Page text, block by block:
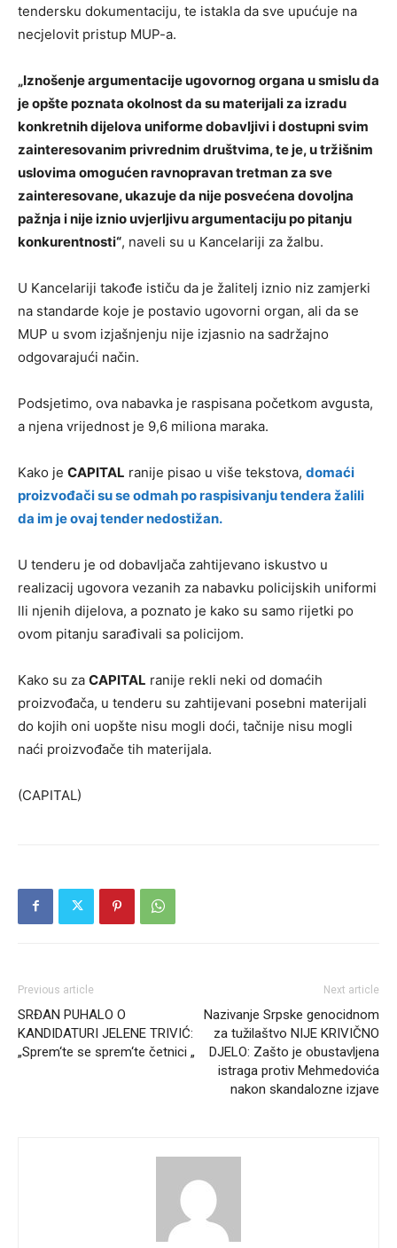
tendersku dokumentaciju, te istakla da sve upućuje na
necjelovit pristup MUP-a.
„Iznošenje argumentacije ugovornog organa u smislu da
je opšte poznata okolnost da su materijali za izradu
konkretnih dijelova uniforme dobavljivi i dostupni svim
zainteresovanim privrednim društvima, te je, u tržišnim
uslovima omogućen ravnopravan tretman za sve
zainteresovane, ukazuje da nije posvećena dovoljna
pažnja i nije iznio uvjerljivu argumentaciju po pitanju
konkurentnosti“, naveli su u Kancelariji za žalbu.
U Kancelariji takođe ističu da je žalitelj iznio niz zamjerki
na standarde koje je postavio ugovorni organ, ali da se
MUP u svom izjašnjenju nije izjasnio na sadržajno
odgovarajući način.
Podsjetimo, ova nabavka je raspisana početkom avgusta,
a njena vrijednost je 9,6 miliona maraka.
Kako je CAPITAL ranije pisao u više tekstova, domaći
proizvođači su se odmah po raspisivanju tendera žalili
da im je ovaj tender nedostižan.
U tenderu je od dobavljača zahtijevano iskustvo u
realizacij ugovora vezanih za nabavku policijskih uniformi
lli njenih dijelova, a poznato je kako su samo rijetki po
ovom pitanju sarađivali sa policijom.
Kako su za CAPITAL ranije rekli neki od domaćih
proizvođača, u tenderu su zahtijevani posebni materijali
do kojih oni uopšte nisu mogli doći, tačnije nisu mogli
naći proizvođače tih materijala.
(CAPITAL)
Previous article
SRĐAN PUHALO O
KANDIDATURI JELENE TRIVIĆ:
„Sprem‘te se sprem‘te četnici „
Next article
Nazivanje Srpske genocidnom
za tužilaštvo NIJE KRIVIČNO
DJELO: Zašto je obustavljena
istraga protiv Mehmedovića
nakon skandalozne izjave